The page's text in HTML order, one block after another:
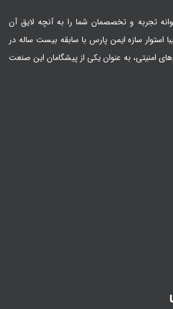
تجربه و تخصصمان شما را به آنچه لایق آن
استوار سازه ایمن پارس با سابقه بیست ساله در
امنیتی، به عنوان یکی از پیشگامان این صنعت